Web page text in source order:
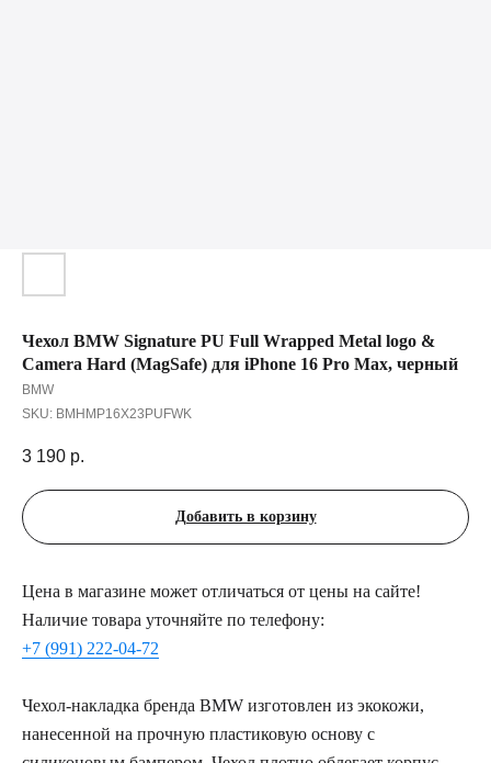
Чехол BMW Signature PU Full Wrapped Metal logo &
Camera Hard (MagSafe) для iPhone 16 Pro Max, черный
BMW
SKU: BMHMP16X23PUFWK
3 190 р.
Добавить в корзину
Цена в магазине может отличаться от цены на сайте!
Наличие товара уточняйте по телефону:
+7 (991) 222-04-72
Чехол-накладка бренда BMW изготовлен из экокожи,
нанесенной на прочную пластиковую основу с